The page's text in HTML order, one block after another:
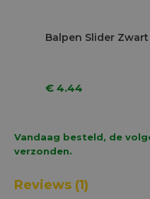
Balpen Slider Zwart
€ 4.44
Vandaag besteld, de
verzonden.
Reviews (1)